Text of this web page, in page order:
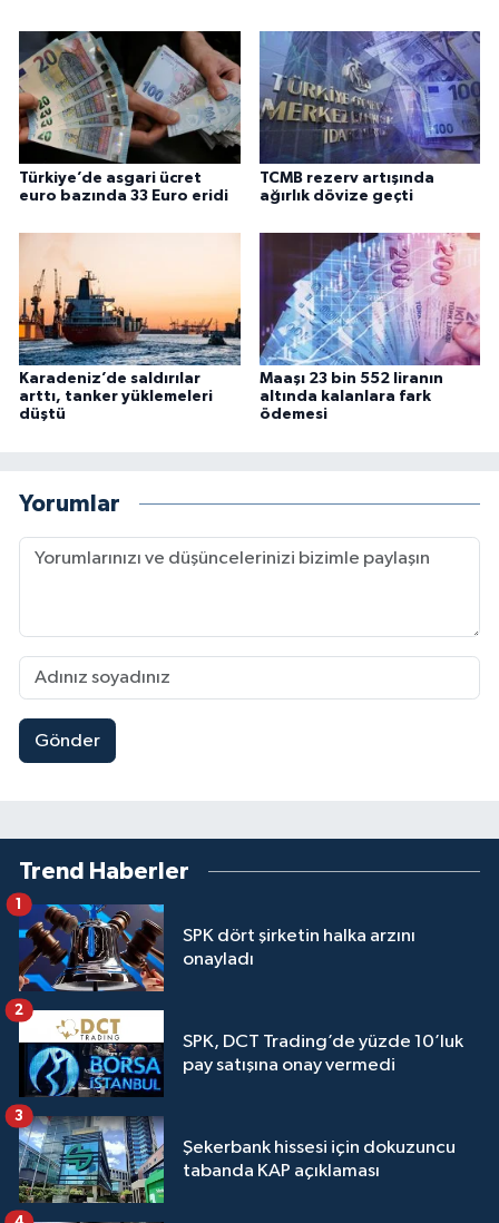
Türkiye’de asgari ücret
euro bazında 33 Euro eridi
TCMB rezerv artışında
ağırlık dövize geçti
Karadeniz’de saldırılar
arttı, tanker yüklemeleri
düştü
Maaşı 23 bin 552 liranın
altında kalanlara fark
ödemesi
Yorumlar
Gönder
Trend Haberler
SPK dört şirketin halka arzını
onayladı
1
SPK, DCT Trading’de yüzde 10’luk
pay satışına onay vermedi
2
Şekerbank hissesi için dokuzuncu
tabanda KAP açıklaması
3